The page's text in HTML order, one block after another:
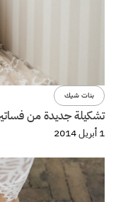
بنات شيك
تشكيلة جديدة من
1 أبريل 2014